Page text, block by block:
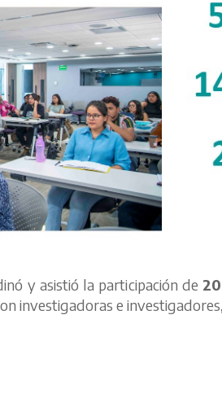
y asistió la participación de
investigadoras e